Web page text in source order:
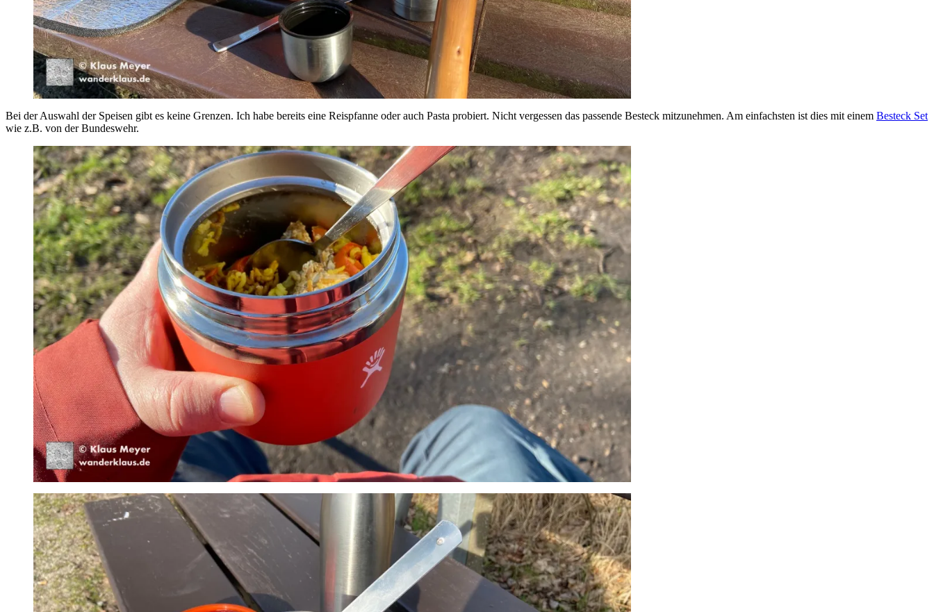
Bei der Auswahl der Speisen gibt es keine Grenzen. Ich habe bereits eine Reispfanne oder auch Pasta probiert. Nicht vergessen das passende Besteck mitzunehmen. Am einfachsten ist dies mit einem Besteck Set
wie z.B. von der Bundeswehr.